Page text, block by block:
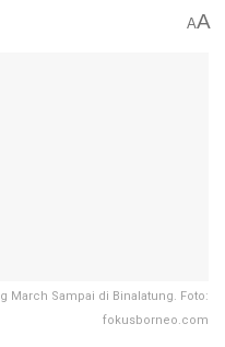
AA
March Sampai di Binalatung. Foto:
fokusborneo.com